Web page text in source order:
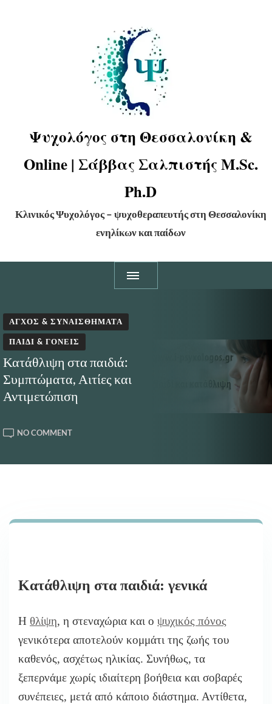
Ψυχολόγος στη Θεσσαλονίκη &
Online | Σάββας Σαλπιστής M.Sc.
Ph.D
Κλινικός Ψυχολόγος – ψυχοθεραπευτής στη Θεσσαλονίκη
ενηλίκων και παίδων
ΆΓΧΟΣ & ΣΥΝΑΙΣΘΉΜΑΤΑ
ΠΑΙΔΊ & ΓΟΝΕΊΣ
Κατάθλιψη στα παιδιά:
Συμπτώματα, Αιτίες και
Αντιμετώπιση
NO COMMENTON
Κατάθλιψη στα παιδιά: γενικά
Η θλίψη, η στεναχώρια και ο ψυχικός πόνος
γενικότερα αποτελούν κομμάτι της ζωής του
καθενός, ασχέτως ηλικίας. Συνήθως, τα
ξεπερνάμε χωρίς ιδιαίτερη βοήθεια και σοβαρές
συνέπειες, μετά από κάποιο διάστημα. Αντίθετα,